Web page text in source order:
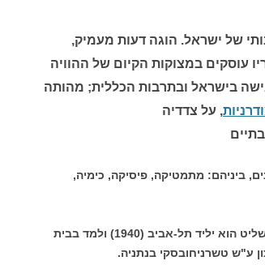
של ישראל. הוגה דעות מעמיק,
עוסקים במצוקות הקיום של ההוויה
בישראל ובתרבות הכללית; מהותה
, על צדדיה
ביניהם: מתמטיקה, פיסיקה, כימיה,
ד"ר דניאל שליט הוא יליד תל-אביב (1940) ולמד בבית
ע"ש טשרניחובסקי בנתניה.